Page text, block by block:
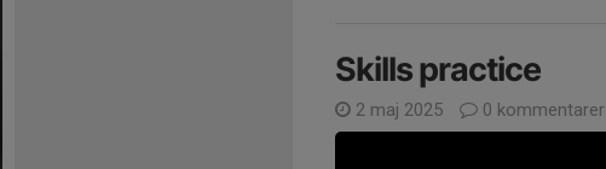
Skills practice
2 maj 2025 0 kommentarer